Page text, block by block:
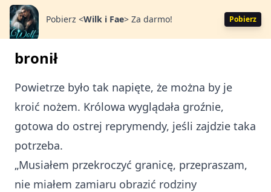
Pobierz <Wilk i Fae> Za darmo! Pobierz
bronił
Powietrze było tak napięte, że można by je
kroić nożem. Królowa wyglądała groźnie,
gotowa do ostrej reprymendy, jeśli zajdzie taka
potrzeba.
„Musiałem przekroczyć granicę, przepraszam,
nie miałem zamiaru obrazić rodziny